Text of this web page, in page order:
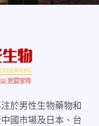
於男性生物藥物和
國市場及日本、台